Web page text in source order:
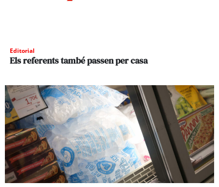
Editorial
Els referents també passen per casa